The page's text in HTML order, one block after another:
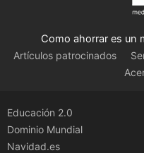
Como ahorrar es un
Artículos patrocinados
Educación 2.0
Dominio Mundial
Navidad.es